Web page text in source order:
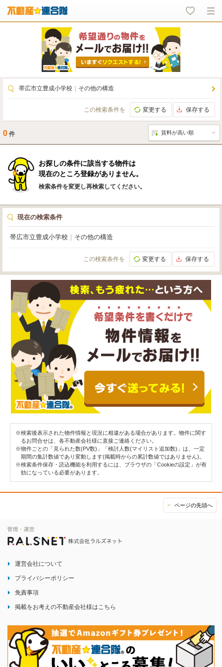
帯広市立豊成小学校 その他の構造
この検索条件を 変更する 保存する
0 件
お探しの条件に該当する物件は
現在のところ登録がありません。
検索条件を変更し再検索してください。
現在の検索条件
帯広市立豊成小学校 その他の構造
この検索条件を 変更する 保存する
※検索後表示された物件情報と現況に相違がある場合があります。物件に関す
るお問合せは、各不動産会社様に直接ご連絡ください。
※物件ごとの「見られた数(PV数)」「検討人数(マイリスト追加数)」は、一定
期間の集計数値であり変動します(掲載時からの累計数値ではありません)。
※検索条件保存・読込機能を利用するには、ブラウザの「Cookieの設定」が有
効になっている必要があります。
ページの先頭へ
運営会社について
プライバシーポリシー
免責事項
掲載をお考えの不動産会社様はこちら